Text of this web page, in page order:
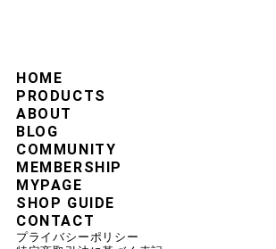
HOME
PRODUCTS
ABOUT
BLOG
COMMUNITY
MEMBERSHIP
MYPAGE
SHOP GUIDE
CONTACT
プライバシーポリシー